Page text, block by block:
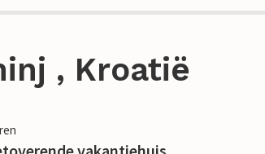
, Kroatië